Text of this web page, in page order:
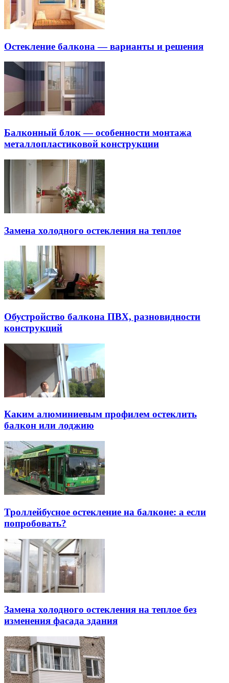
Остекление балкона — варианты и решения
Балконный блок — особенности монтажа
металлопластиковой конструкции
Замена холодного остекления на теплое
Обустройство балкона ПВХ, разновидности
конструкций
Каким алюминиевым профилем остеклить
балкон или лоджию
Троллейбусное остекление на балконе: а если
попробовать?
Замена холодного остекления на теплое без
изменения фасада здания